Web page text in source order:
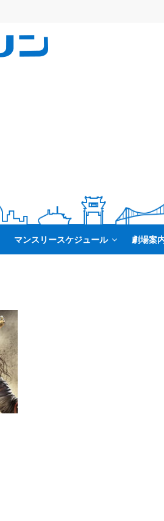
マンスリースケジュール 劇場案